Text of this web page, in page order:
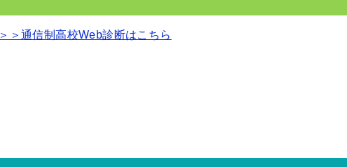
＞＞通信制高校Web診断はこちら